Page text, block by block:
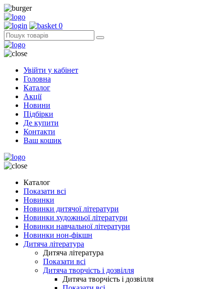
0
Увійти у кабінет
Головна
Каталог
Акції
Новини
Підбірки
Де купити
Контакти
Ваш кошик
Каталог
Показати всі
Новинки
Новинки дитячої літератури
Новинки художньої літератури
Новинки навчальної літератури
Новинки нон-фікшн
Дитяча література
Дитяча література
Показати всі
Дитяча творчість і дозвілля
Дитяча творчість і дозвілля